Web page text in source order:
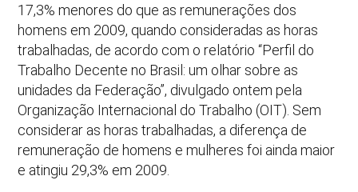
17,3% menores do que as remunerações dos
homens em 2009, quando consideradas as horas
trabalhadas, de acordo com o relatório “Perfil do
Trabalho Decente no Brasil: um olhar sobre as
unidades da Federação”, divulgado ontem pela
Organização Internacional do Trabalho (OIT). Sem
considerar as horas trabalhadas, a diferença de
remuneração de homens e mulheres foi ainda maior
e atingiu 29,3% em 2009.